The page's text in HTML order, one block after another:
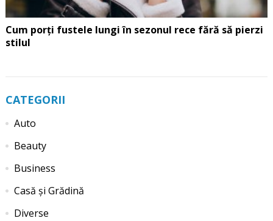
Cum porți fustele lungi în sezonul rece fără să pierzi
stilul
CATEGORII
Auto
Beauty
Business
Casă și Grădină
Diverse